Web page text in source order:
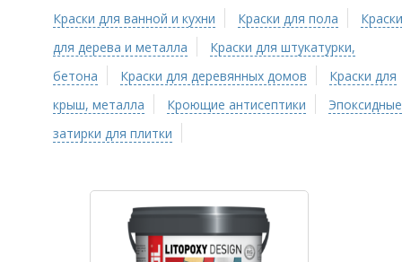
Краски для ванной и кухни
Краски для пола
Краски
для дерева и металла
Краски для штукатурки,
бетона
Краски для деревянных домов
Краски для
крыш, металла
Кроющие антисептики
Эпоксидные
затирки для плитки